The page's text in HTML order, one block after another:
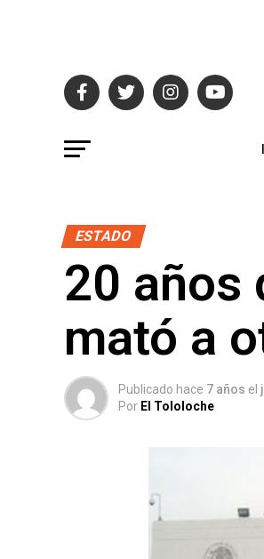
ESTADO
20 años
mató a
Publicado hace 7 años el
Por El Tololoche